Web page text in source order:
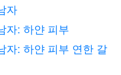
자
자: 하얀 피부
자: 하얀 피부 연한 갈